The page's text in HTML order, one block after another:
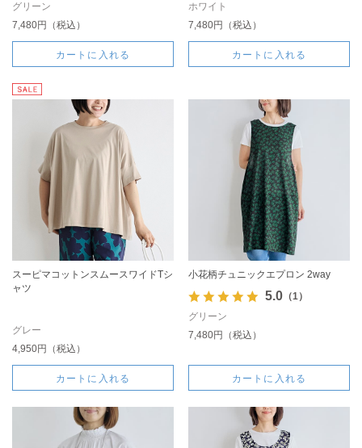
グリーン
7,480円（税込）
カートに入れる
ホワイト
7,480円（税込）
カートに入れる
スーピマコットンスムースワイドTシ
ャツ
グレー
4,950円（税込）
カートに入れる
小花柄チュニックエプロン 2way
5.0（1）
グリーン
7,480円（税込）
カートに入れる